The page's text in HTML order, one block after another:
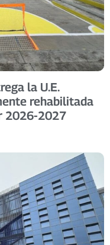
la U.E.
rehabilitada
2026-2027